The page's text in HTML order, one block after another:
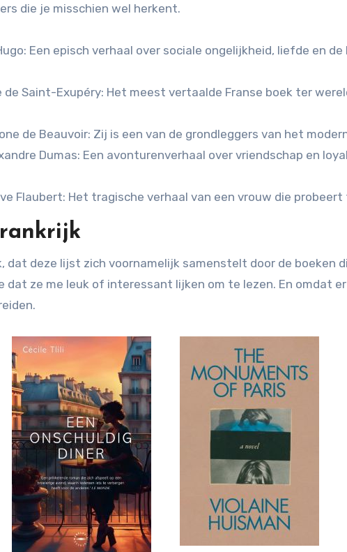
die je misschien wel herkent.
Een episch verhaal over sociale ongelijkheid, liefde en
Saint-Exupéry: Het meest vertaalde Franse boek ter
de Beauvoir: Zij is een van de grondleggers van het
Dumas: Een avonturenverhaal over vriendschap en
Flaubert: Het tragische verhaal van een vrouw die
dat deze lijst zich voornamelijk samenstelt door de boeken
dat ze me leuk of interessant lijken om te lezen. En omdat